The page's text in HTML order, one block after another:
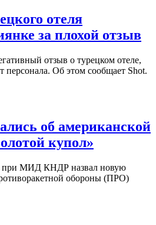
отеля
за плохой отзыв
отзыв о турецком отеле,
персонала. Об этом сообщает Shot.
об американской
купол»
МИД КНДР назвал новую
обороны (ПРО)